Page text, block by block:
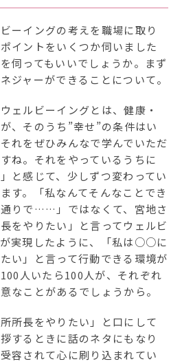
ーイングの考えを職場に取り
イントをいくつか伺いました
伺ってもいいでしょうか。まず
ジャーができることについて。
ェルビーイングとは、健康・
、そのうち”幸せ”の条件はい
れをぜひみんなで学んでいただ
ね。それをやっているうちに
と感じて、少しずつ変わってい
す。「私なんてそんなことでき
りで……」ではなくて、宮地さ
をやりたい」と言ってウェルビ
実現したように、「私は○○に
い」と言って行動できる環境が
人いたら100人が、それぞれ
なことがあるでしょうから。
所長をやりたい」と口にして
するときに話のネタにもなり
容されて心に刷り込まれてい